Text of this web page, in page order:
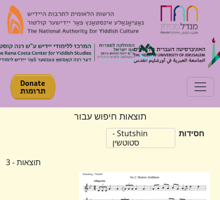
Toggle navigation
תוצאות חיפוש עבור
חסידות
Stutshin -
סטוטשין
תוצאות - 3